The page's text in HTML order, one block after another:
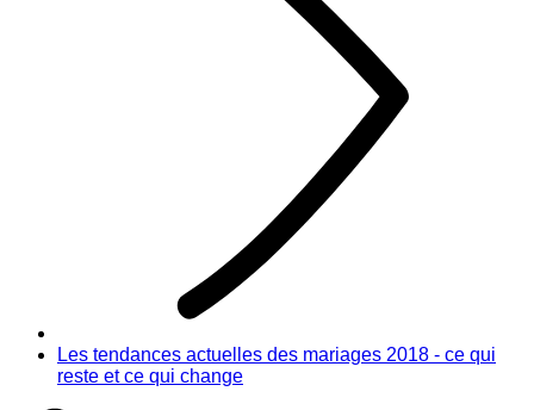
Les tendances actuelles des mariages 2018 - ce qui
reste et ce qui change